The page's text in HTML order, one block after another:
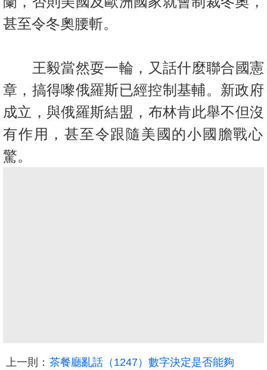
繁
简
ENG
甚至令冬奧腰斬。
王毅當然耍一輪，又話什麼聯合國憲
章，搞得嚟俄羅斯已經控制基輔。新政府
成立，與俄羅斯結盟，布林肯此舉不但沒
有作用，甚至令跟隨美國的小國膽戰心
驚。
上一則： 茶餐廳亂話（1247）數字決定是否能夠